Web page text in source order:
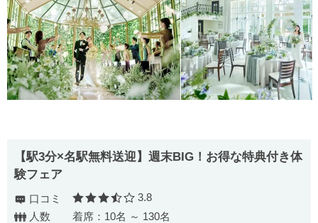
【駅3分×名駅無料送迎】週末BIG！お得な特典付き体
験フェア
口コミ 口コミ評価
3.8
人数
着席：10名 ～ 130名